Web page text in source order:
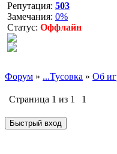
Репутация: 503
Замечания: 0%
Статус: Оффлайн
Форум » ...Тусовка » Об
Страница 1 из 1 1